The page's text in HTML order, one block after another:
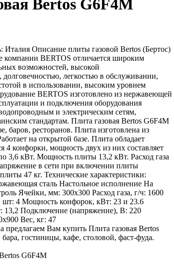
Bertos G6F4M
Италия Описание плиты газовой Bertos (Бертос)
компании BERTOS отличается широким
возможностей, высокой
долговечностью, легкостью в обслуживании,
в использовании, высоким уровнем
BERTOS изготовлено из нержавеющей
и подключения оборудования
и электрическим сетям,
стандартам. Плита газовая Bertos G6F4M
баров, ресторанов. Плита изготовлена из
на открытой базе. Плита обладает
4 конфорки, мощность двух из них составляет
3,6 кВт. Мощность плиты 13,2 кВт. Расход газа
в сети при включении плиты
47 кг. Технические характеристики:
сталь Настольное исполнение На
Ячейки, мм: 300х300 Расход газа, г/ч: 1600
шт: 4 Мощность конфорок, кВт: 23 и 23.6
Подключение (напряжение), В: 220
Вес, кг: 47
предлагаем Вам купить Плита газовая Bertos
гостиницы, кафе, столовой, фаст-фуда.
G6F4M